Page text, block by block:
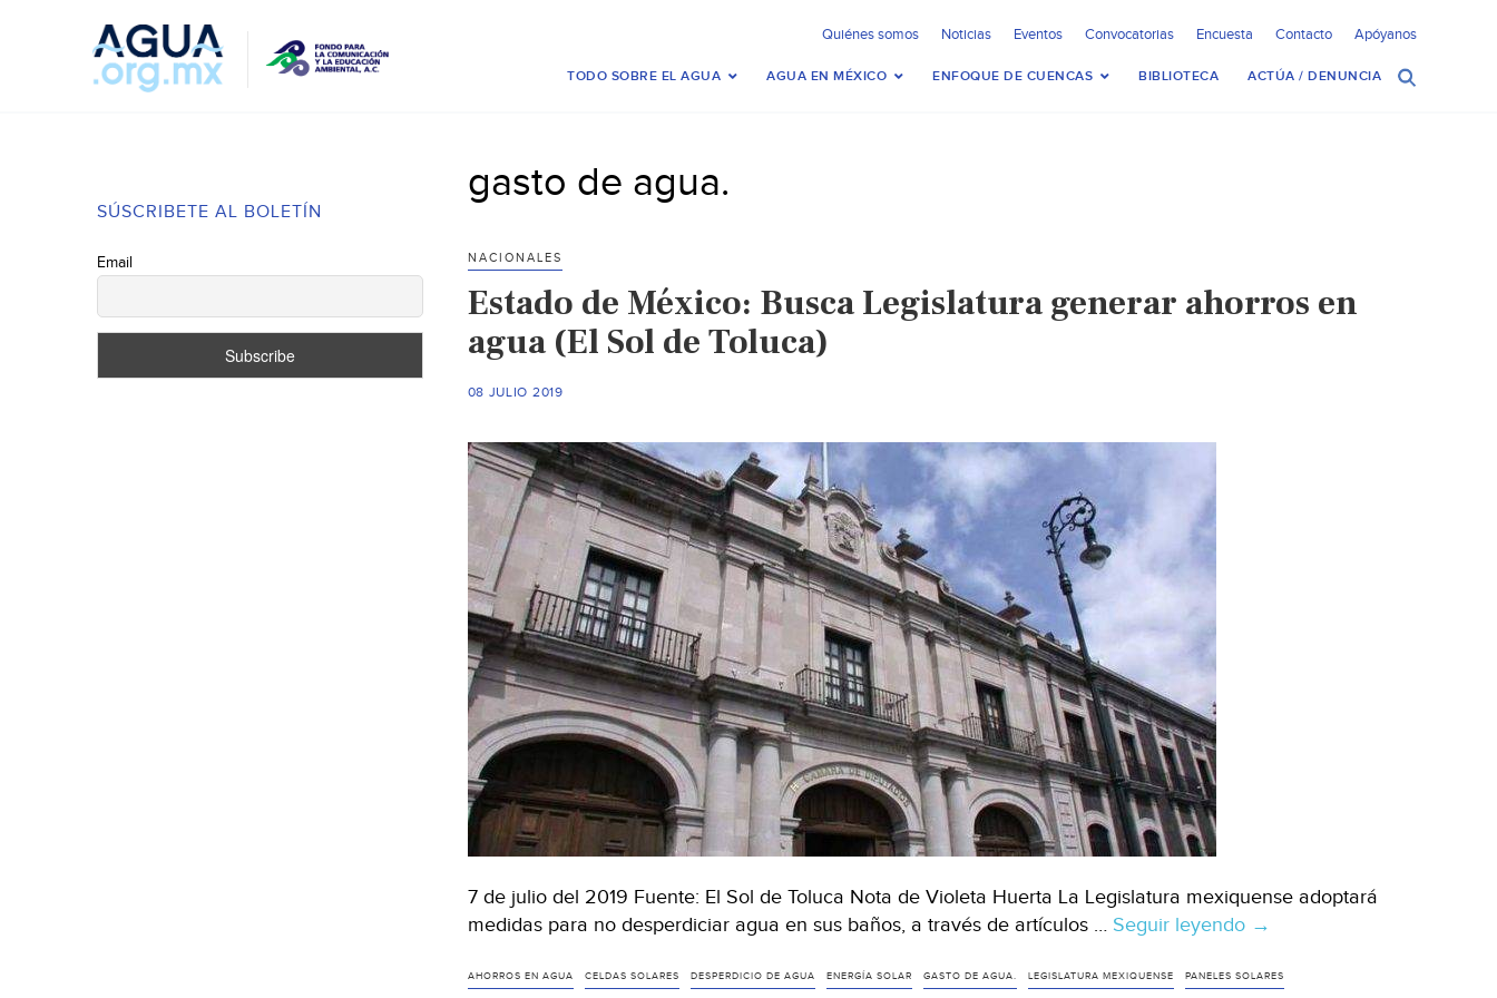
Quiénes somos Noticias Eventos Convocatorias Encuesta Contacto Apóyanos
TODO SOBRE EL AGUA AGUA EN MÉXICO ENFOQUE DE CUENCAS BIBLIOTECA ACTÚA / DENUNCIA
SÚSCRIBETE AL BOLETÍN
Email
gasto de agua.
NACIONALES
Estado de México: Busca Legislatura generar ahorros en
agua (El Sol de Toluca)
08 JULIO 2019
7 de julio del 2019 Fuente: El Sol de Toluca Nota de Violeta Huerta La Legislatura mexiquense adoptará
medidas para no desperdiciar agua en sus baños, a través de artículos … Seguir leyendo Estado
México:
→
AHORROS EN AGUA CELDAS SOLARES DESPERDICIO DE AGUA ENERGÍA SOLAR GASTO DE AGUA. LEGISLATURA MEXIQUENSE PANELES SOLARES